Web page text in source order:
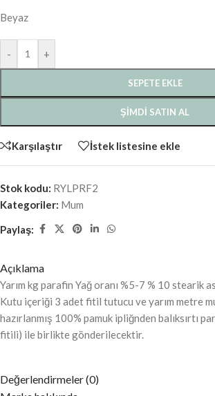
Beyaz
- +
SEPETE EKLE
ŞIMDI SATIN AL
Karşılaştır İstek listesine ekle
Stok kodu: RYLPRF2
Kategoriler: Mum
Paylaş:
Açıklama
Yarım kg parafin Yağ oranı %5-7 % 10 stearik
Kutu içeriği 3 adet fitil tutucu ve yarım metre
hazırlanmış 100% pamuk ipliğnden balıksırtı
fitili) ile birlikte gönderilecektir.
Değerlendirmeler (0)